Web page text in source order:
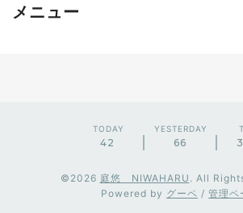
メニュー
TODAY
42
YESTERDAY
66
©2026 庭悠 NIWAHARU . All
Powered by グーペ / 管理ペ